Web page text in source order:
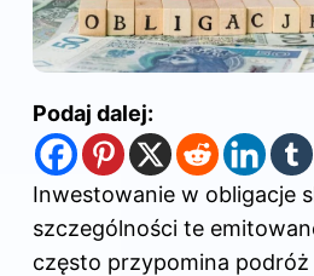
Podaj dalej:
Inwestowanie w obligacje
szczególności te
często przypomina